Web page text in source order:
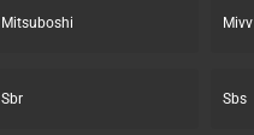
Mitsuboshi Mivv
Sbr Sbs